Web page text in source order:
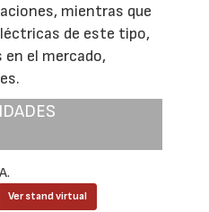
mientras que
de este tipo,
el mercado,
Ver stand virtual